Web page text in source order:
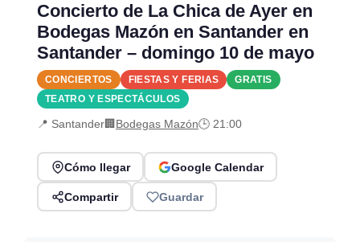
Concierto de La Chica de Ayer en
Bodegas Mazón en Santander en
Santander – domingo 10 de mayo
CONCIERTOS FIESTAS Y FERIAS
GRATIS
TEATRO Y ESPECTÁCULOS
📍 Santander🏢 Bodegas Mazón🕒 21:00
Cómo llegar Google Calendar
Compartir Guardar